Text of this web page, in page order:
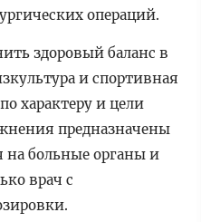
операций.
здоровый баланс в
и спортивная
характеру и цели
предназначены
на больные органы и
врач с